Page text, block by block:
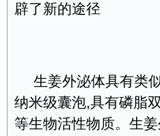
辟了新的途径
生姜外泌体具有类
纳米级囊泡,具有磷脂
等生物活性物质。生